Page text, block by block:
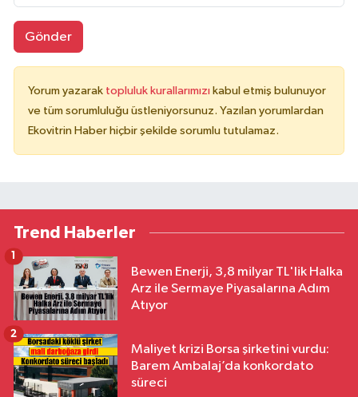
Gönder
Yorum yazarak topluluk kurallarımızı kabul etmiş bulunuyor
ve tüm sorumluluğu üstleniyorsunuz. Yazılan yorumlardan
Ekovitrin Haber hiçbir şekilde sorumlu tutulamaz.
Trend Haberler
Bewen Enerji, 3,8 milyar TL'lik Halka
Arz ile Sermaye Piyasalarına Adım
Atıyor
1
Maliyet krizi Borsa şirketini vurdu:
Barem Ambalaj’da konkordato
süreci
2